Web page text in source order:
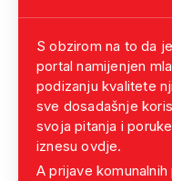
S obzirom na to da
portal namijenjen
podizanju kvalitete
sve dosadašnje
svoja pitanja i
iznesu ovdje.
A prijave